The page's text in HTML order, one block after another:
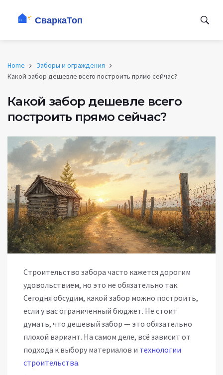
Home
Заборы и ограждения
Какой забор дешевле всего построить прямо сейчас?
Какой забор дешевле всего
построить прямо сейчас?
Строительство забора часто кажется дорогим
удовольствием, но это не обязательно так.
Сегодня обсудим, какой забор можно построить,
если у вас ограниченный бюджет. Не стоит
думать, что дешевый забор — это обязательно
плохой вариант. На самом деле, всё зависит от
подхода к выбору материалов и технологии
строительства.